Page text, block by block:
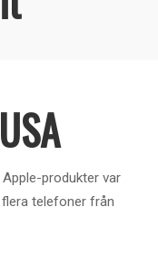
produkter var
telefoner från